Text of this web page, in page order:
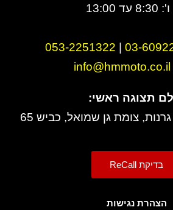
13:00
03-
|
053-2251322
info@hmmoto.co.il
תצוגה ראשי:
צומת גן שמואל, כביש 65
בדיקת ReCall
הצהרת נגישות